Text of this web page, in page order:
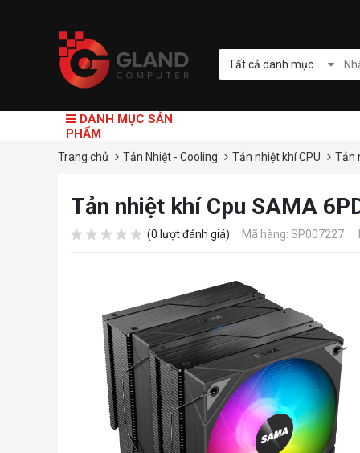
Tất cả danh mục
DANH MỤC SẢN
PHẨM
Trang chủ Tản Nhiệt - Cooling Tản nhiệt khí CPU Tản
Tản nhiệt khí Cpu SAMA
(0 lượt đánh giá) Mã hàng: SP007227